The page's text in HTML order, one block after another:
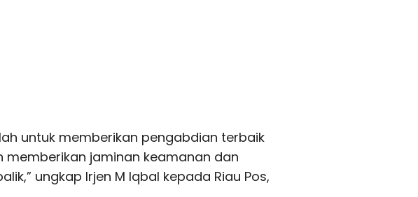
untuk memberikan pengabdian terbaik
jaminan keamanan dan
ungkap Irjen M Iqbal kepada Riau Pos,